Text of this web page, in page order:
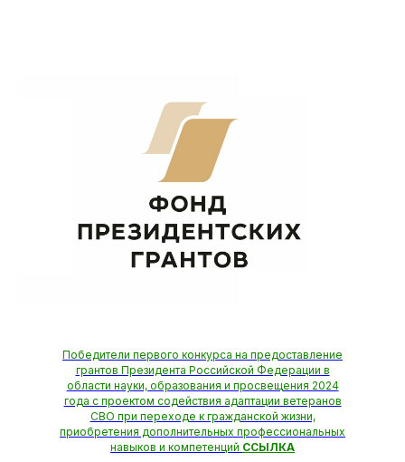
Победители первого конкурса на предоставление
грантов Президента Российской Федерации в
области науки, образования и просвещения 2024
года с проектом содействия адаптации ветеранов
СВО при переходе к гражданской жизни,
приобретения дополнительных профессиональных
навыков и компетенций ССЫЛКА